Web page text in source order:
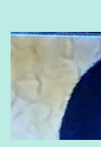
Globo manteve
Emílio Odebrecht.
exterior, e não
empresários"